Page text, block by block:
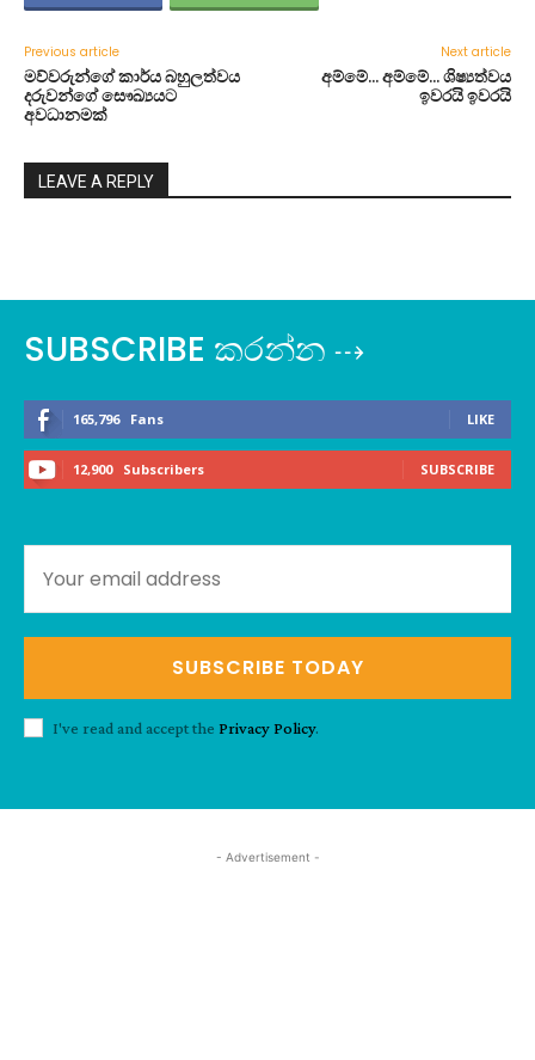
Previous article
මව්වරුන්ගේ කාර්ය බහුලත්වය
දරුවන්ගේ සෞඛ්‍යයට
අවධානමක්
Next article
අම්මේ… අම්මේ… ශිෂ්‍යත්වය
ඉවරයි ඉවරයි
LEAVE A REPLY
SUBSCRIBE කරන්න ⇢
165,796 Fans LIKE
12,900 Subscribers SUBSCRIBE
SUBSCRIBE TODAY
I've read and accept the Privacy Policy.
- Advertisement -